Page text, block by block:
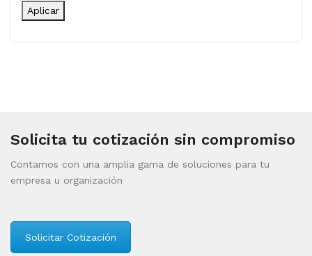
Aplicar
Solicita tu cotización sin compromiso
Contamos con una amplia gama de soluciones para tu
empresa u organización
Solicitar Cotización